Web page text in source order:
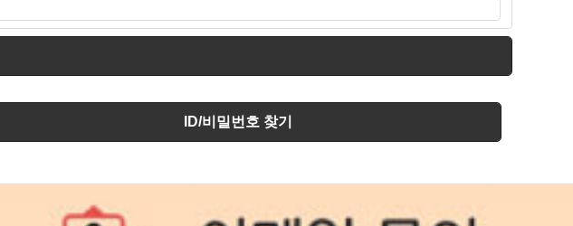
ID/비밀번호 찾기